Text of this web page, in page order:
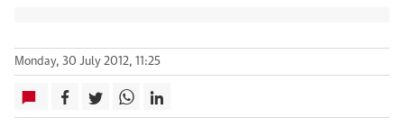
Monday, 30 July 2012, 11:25